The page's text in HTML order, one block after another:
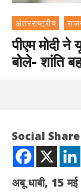
अंतरराष्ट्रीय
पीएम मोदी
बोले- शांति
Social Share
अबू धाबी, 15